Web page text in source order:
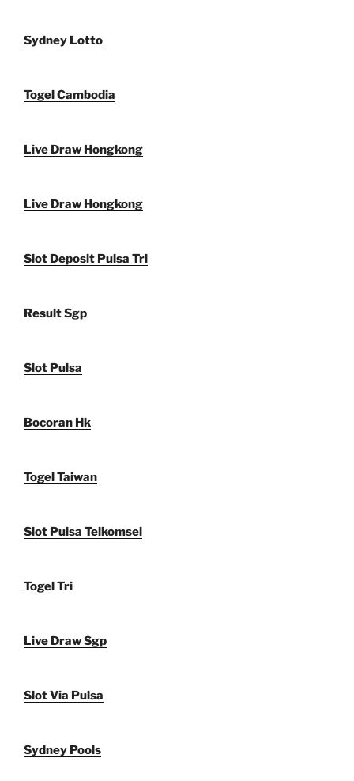
Sydney Lotto
Togel Cambodia
Live Draw Hongkong
Live Draw Hongkong
Slot Deposit Pulsa Tri
Result Sgp
Slot Pulsa
Bocoran Hk
Togel Taiwan
Slot Pulsa Telkomsel
Togel Tri
Live Draw Sgp
Slot Via Pulsa
Sydney Pools